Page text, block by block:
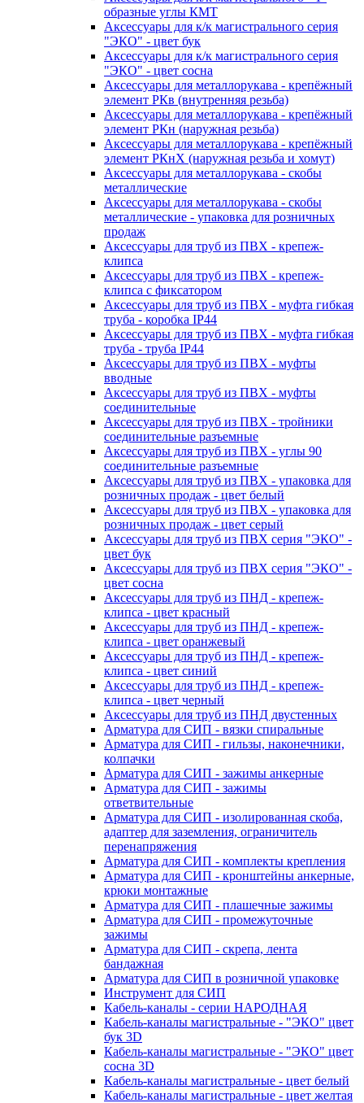
образные углы КМТ
Аксессуары для к/к магистрального серия
"ЭКО" - цвет бук
Аксессуары для к/к магистрального серия
"ЭКО" - цвет сосна
Аксессуары для металлорукава - крепёжный
элемент РКв (внутренняя резьба)
Аксессуары для металлорукава - крепёжный
элемент РКн (наружная резьба)
Аксессуары для металлорукава - крепёжный
элемент РКнХ (наружная резьба и хомут)
Аксессуары для металлорукава - скобы
металлические
Аксессуары для металлорукава - скобы
металлические - упаковка для розничных
продаж
Аксессуары для труб из ПВХ - крепеж-
клипса
Аксессуары для труб из ПВХ - крепеж-
клипса с фиксатором
Аксессуары для труб из ПВХ - муфта гибкая
труба - коробка IP44
Аксессуары для труб из ПВХ - муфта гибкая
труба - труба IP44
Аксессуары для труб из ПВХ - муфты
вводные
Аксессуары для труб из ПВХ - муфты
соединительные
Аксессуары для труб из ПВХ - тройники
соединительные разъемные
Аксессуары для труб из ПВХ - углы 90
соединительные разъемные
Аксессуары для труб из ПВХ - упаковка для
розничных продаж - цвет белый
Аксессуары для труб из ПВХ - упаковка для
розничных продаж - цвет серый
Аксессуары для труб из ПВХ серия "ЭКО" -
цвет бук
Аксессуары для труб из ПВХ серия "ЭКО" -
цвет сосна
Аксессуары для труб из ПНД - крепеж-
клипса - цвет красный
Аксессуары для труб из ПНД - крепеж-
клипса - цвет оранжевый
Аксессуары для труб из ПНД - крепеж-
клипса - цвет синий
Аксессуары для труб из ПНД - крепеж-
клипса - цвет черный
Аксессуары для труб из ПНД двустенных
Арматура для СИП - вязки спиральные
Арматура для СИП - гильзы, наконечники,
колпачки
Арматура для СИП - зажимы анкерные
Арматура для СИП - зажимы
ответвительные
Арматура для СИП - изолированная скоба,
адаптер для заземления, ограничитель
перенапряжения
Арматура для СИП - комплекты крепления
Арматура для СИП - кронштейны анкерные,
крюки монтажные
Арматура для СИП - плашечные зажимы
Арматура для СИП - промежуточные
зажимы
Арматура для СИП - скрепа, лента
бандажная
Арматура для СИП в розничной упаковке
Инструмент для СИП
Кабель-каналы - серии НАРОДНАЯ
Кабель-каналы магистральные - "ЭКО" цвет
бук 3D
Кабель-каналы магистральные - "ЭКО" цвет
сосна 3D
Кабель-каналы магистральные - цвет белый
Кабель-каналы магистральные - цвет желтая